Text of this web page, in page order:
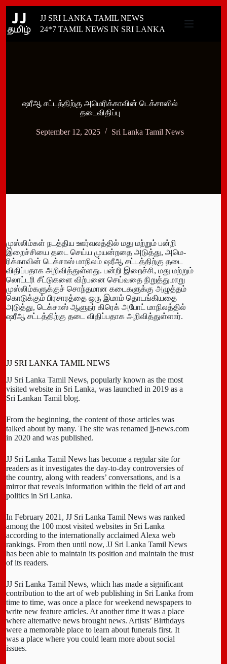
content
JJ SRI LANKA TAMIL NEWS
24*7 TAMIL NEWS IN SRI LANKA
ஷரீஆ சட்டத்திற்கு அமெரிக்காவின் டெக்சாஸில்
தடைவிதிப்பு
September 12, 2025 Sri Lanka Tamil News
முஸ்­லிம்கள் நடத்­திய ஊர்­வ­லத்தில் மது மற்றும் பன்றி
இறைச்­சியை தடை செய்ய முயன்­றதை அடுத்து, அமெ­
ரிக்­காவின் டெக்சாஸ் மாநிலம் ஷரீஆ சட்­டத்­திற்கு தடை
விதிப்­ப­தாக அறி­வித்­துள்­ளது. பன்றி இறைச்சி, மது மற்றும்
லொட்­டரி சீட்­டு­களை விற்­பனை செய்­வதை நிறுத்­து­மாறு
முஸ்­லிம்­க­ளுக்குச் சொந்­த­மான கடை­க­ளுக்கு அழுத்தம்
கொடுக்கும் பிர­சா­ரத்தை ஒரு இமாம் தொடங்­கி­யதை
அடுத்து, டெக்சாஸ் ஆளுநர் கிரெக் அபோட் மாநி­லத்தில்
ஷரீஆ சட்­டத்­திற்கு தடை விதிப்­ப­தாக அறி­வித்­துள்ளார்.
JJ SRI LANKA TAMIL NEWS
JJ Sri Lanka Tamil News, popularly known as the most
visited website in Sri Lanka, was launched in 2019 as a
Sri Lankan Tamil blog.
From the beginning, the content of those articles was
talked about by many. The site was renamed jj-news.com
in 2020 and was published.
JJ Sri Lanka Tamil News has become a regular site for
readers as it investigates the day-to-day controversies of
the country, along with readers’ conversations, and is a
mirror that reveals information within the field of art and
politics in Sri Lanka.
In February 2021, JJ Sri Lanka Tamil News was ranked
among the 100 most visited websites in Sri Lanka
according to the internationally acclaimed Alexa web
rankings. From then until now, JJ Sri Lanka Tamil News
has been able to maintain its position and maintain the trust
of its readers.
JJ Sri Lanka Tamil News, which has made a significant
contribution to the art of web publishing in Sri Lanka from
time to time, was once a place for weekend newspapers to
write new feature articles. At another time it was a place
where alternative news brought news. Artists’ Birthdays
were a memorable place to learn about funerals first. It
was a place where you could learn more about social
issues.